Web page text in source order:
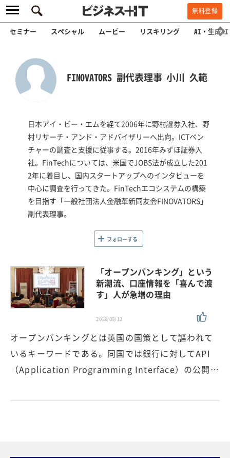
無料登録
セミナー スペシャル ムービー リスキリング AI・生成AI
FINOVATORS 副代表理事 小川 久範
日本アイ・ビー・エムを経て2006年に野村證券入社、野
村リサーチ・アンド・アドバイザリーへ出向。ICTベン
チャーの調査と支援に従事する。2016年みずほ証券入
社。FinTechについては、米国でJOBS法が成立した201
2年に着目し、国内スタートアップへのインタビューを
中心に調査を行ってきた。FinTechエコシステムの構築
を目指す「一般社団法人金融革新同友会FINOVATORS」
副代表理事。
フォローする
「オープンバンキング」という
新潮流、口座情報を「喜んで渡
す」人が急増の理由
2018/09/12
オープンバンキングとは英国の国策として謳われて
いるキーワードである。同国では銀行に対してAPI
（Application Programming Interface）の公開…